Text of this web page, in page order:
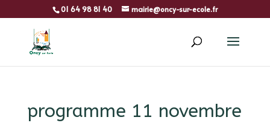
01 64 98 81 40 mairie@oncy-sur-ecole.fr
programme 11 novembre